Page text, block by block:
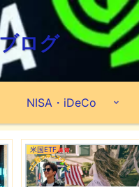
ログ
NISA・iDeCo
米国ETF